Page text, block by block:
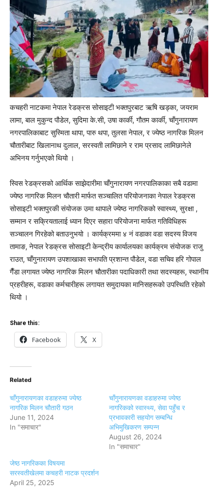
कचहरी नाटकमा नेपाल रेडक्रस सोसाइटी भक्तपुरबाट ऋषि खड्का, जयराम
लामा, बाल मुकुन्द पौडेल, सुदिमा के.सी, उषा कार्की, गौतम कार्की, चाँगुनारायण
नगरपालिकाबाट सुस्मिता थापा, पारु थपा, तुलसा नेपाल, र ज्येष्ठ नागरिक मिलन
चौतारीबाट खिलानाथ दुलाल, सरस्वती लामिछाने र राम प्रसाद लामिछानेले
अभिनय गर्नुभएको थियो ।
स्विस रेडक्रसको आर्थिक साझेदारीमा चाँगुनारायण नगरपालिकाका सबै वडामा
ज्येष्ठ नागरिक मिलन चौतारी मार्फत सञ्चालित परियोजनाका नेपाल रेडक्रस
सोसाइटी भक्तपुरकी संयोजक उमा थापाले ज्येष्ठ नागरिकको स्वास्थ्य, सुरक्षा ,
सम्मान र सक्रियतालाई ध्यान दिएर सहारा परियोजना मार्फत गतिविधिहरू
सञ्चालन गिरहेको बताउनुभयो । कार्यक्रममा ४ नं वडाका वडा सदस्य विजय
तामाङ, नेपाल रेडक्रस सोसाइटी केन्द्रीय कार्यालयका कार्यक्रम संयोजक राजु
राउत, चाँगुनारायण उपशाखाका सभापति प्रशान्त पौडेल, वडा सचिव हरि गोपाल
गैँडा लगायत ज्येष्ठ नागरिक मिलन चौतारीका पदाधिकारी तथा सदस्यहरू, स्थानीय
प्रहरीहरू, वडाका कर्मचारीहरू लगायत समुदायका मानिसहरूको उपस्थिति रहेको
थियो ।
Share this:
Facebook X
Related
चाँगुनारायणका वडाहरुमा ज्येष्ठ
नागरिक मिलन चौतारी गठन
June 11, 2024
In "समाचार"
चाँगुनारायणका वडाहरुमा ज्येष्ठ
नागरिकको स्वास्थ्य, सेवा पहुँच र
प्रभावकारी सहयोग सम्बन्धि
अभिमुखिकरण सम्पन्न
August 26, 2024
In "समाचार"
जेष्ठ नागरिकका विषयमा
सरस्वतीखेलमा कचहरी नाटक प्रदर्शन
April 25, 2025